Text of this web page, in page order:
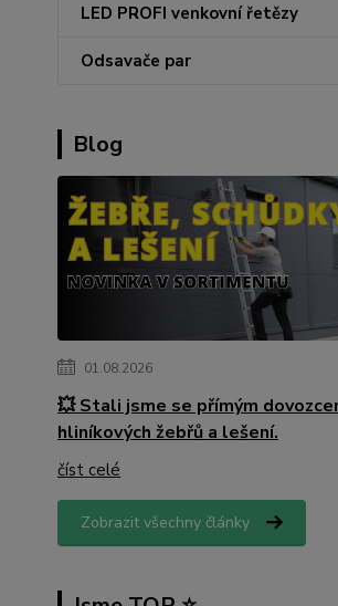
LED PROFI venkovní řetězy
Odsavače par
Blog
01.08.2026
💥 Stali jsme se přímým
hliníkových žebřů a lešení.
číst celé
Zobrazit všechny články